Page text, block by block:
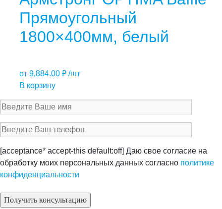
Прямоугольный
1800×400мм, белый
от 9,884.00 ₽ /шт
В корзину
[acceptance* accept-this default:off] Даю свое согласие на
обработку моих персональных данных согласно политике
конфиденциальности